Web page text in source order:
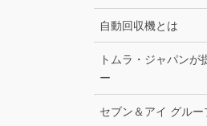
自動回収機とは
トムラ・ジャパンが
ー
セブン＆アイ グル